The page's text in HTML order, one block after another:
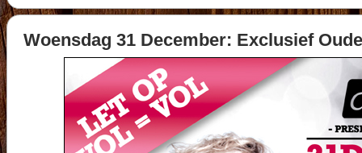
Woensdag 31 December: Exclusief